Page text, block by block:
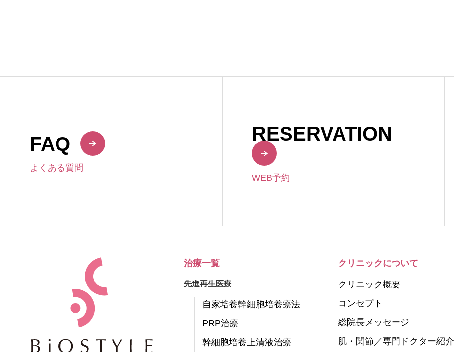
FAQ
よくある質問
RESERVATION
WEB予約
治療一覧
先進再生医療
自家培養幹細胞培養療法
PRP治療
幹細胞培養上清液治療
クリニックについて
クリニック概要
コンセプト
総院長メッセージ
肌・関節／専門ドクター紹介